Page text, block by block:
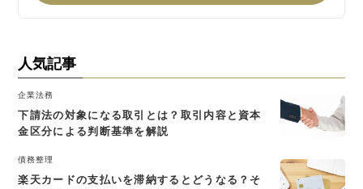
人気記事
企業法務
下請法の対象になる取引とは？取引内容と資本
金区分による判断基準を解説
債務整理
楽天カードの支払いを滞納するとどうなる？そ